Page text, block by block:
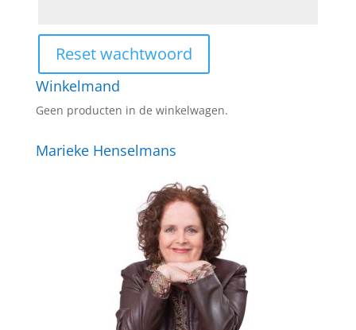
Reset wachtwoord
Winkelmand
Geen producten in de winkelwagen.
Marieke Henselmans